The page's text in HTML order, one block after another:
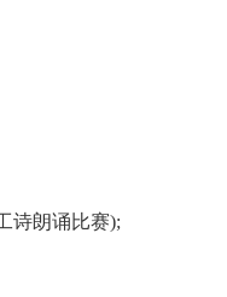
诗朗诵比赛);